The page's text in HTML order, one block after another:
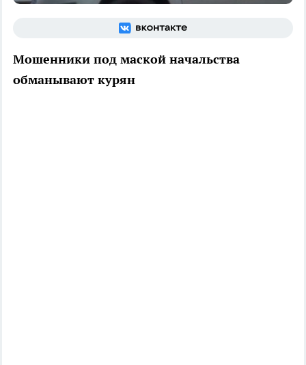
Мошенники под маской начальства
обманывают курян